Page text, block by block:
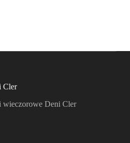
Cler
wieczorowe Deni Cler